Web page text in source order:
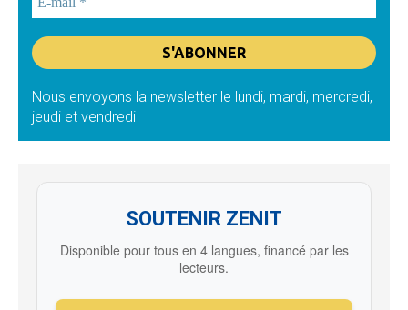
Nous envoyons la newsletter le lundi, mardi, mercredi,
jeudi et vendredi
SOUTENIR ZENIT
Disponible pour tous en 4 langues, financé par les
lecteurs.